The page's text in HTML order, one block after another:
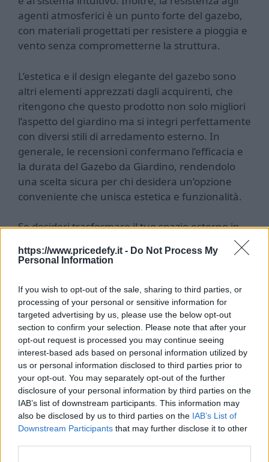
https://www.pricedefy.it - Do Not Process My
Personal Information
If you wish to opt-out of the sale, sharing to third parties, or
processing of your personal or sensitive information for
targeted advertising by us, please use the below opt-out
section to confirm your selection. Please note that after your
opt-out request is processed you may continue seeing
interest-based ads based on personal information utilized by
us or personal information disclosed to third parties prior to
your opt-out. You may separately opt-out of the further
disclosure of your personal information by third parties on the
IAB’s list of downstream participants. This information may
also be disclosed by us to third parties on the IAB’s List of
Downstream Participants that may further disclose it to other
agenti atmosferici è un punto forte del gazebo,
con materiali progettati per resistere a pioggia e
vento senza comprometterne la struttura.
L’estetica e il design elegante del gazebo sono
altri elementi apprezzati dagli acquirenti, che
ritengono che questo prodotto non solo migliori
l’aspetto del giardino ma si integri perfettamente
con diversi stili di arredamento esterno. In
generale, le recensioni confermano l’efficacia e
la durata del Gazebo da Giardino, rendendolo
una scelta sicura per chi desidera un’opzione
conveniente che unisca estetica e funzionalità.
Se desideri trasformare il tuo spazio esterno in
un rifugio accogliente e funzionale, il Gazebo da
Giardino potrebbe essere la soluzione ideale.
stabilità e convenienza, rappresenta un
investimento valido per migliorare qualsiasi
ambiente all’aperto. Non perdere l’occasione di
godere al meglio del tuo giardino con questo
fantastico prodotto!
Sito web ufficiale Gazebo da